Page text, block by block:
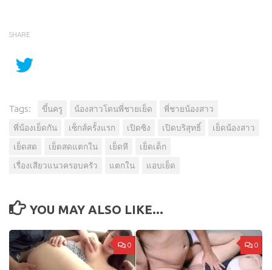
SHARE
Tags: ขึ้นครู น้องสาวโดนพี่ชายเย็ด
พี่ชายน้องสาว
พี่น้องเย็ดกัน
เซ็กส์ครั้งแรก เปิดซิง เปิดบริสุทธิ์
เย็ดน้องสาว
เย็ดสด
เย็ดสดแตกใน เย็ดหี
เย็ดเด็ก
เรื่องเสียวแนวครอบครัว
แตกใน แอบเย็ด
YOU MAY ALSO LIKE...
0 0